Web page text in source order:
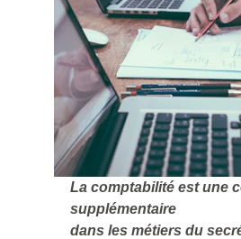
La comptabilité est une
supplémentaire
dans les métiers du